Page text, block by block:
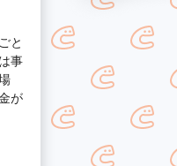
と
事
が